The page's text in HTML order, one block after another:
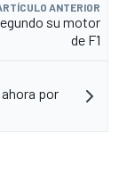
ANTERIOR
su motor
de F1
por